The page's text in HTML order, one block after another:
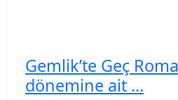
Gemlik’te Geç
dönemine ait ...